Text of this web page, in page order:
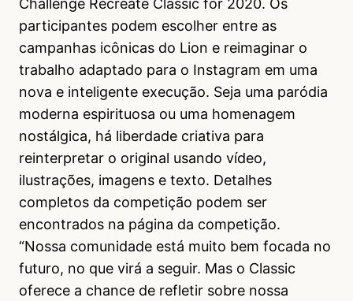
Challenge Recreate Classic for 2020. Os
participantes podem escolher entre as
campanhas icônicas do Lion e reimaginar o
trabalho adaptado para o Instagram em uma
nova e inteligente execução. Seja uma paródia
moderna espirituosa ou uma homenagem
nostálgica, há liberdade criativa para
reinterpretar o original usando vídeo,
ilustrações, imagens e texto. Detalhes
completos da competição podem ser
encontrados na página da competição.
“Nossa comunidade está muito bem focada no
futuro, no que virá a seguir. Mas o Classic
oferece a chance de refletir sobre nossa